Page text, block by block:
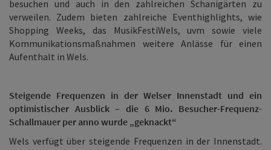
besuchen und auch in den zahlreichen Schanigärten zu
verweilen. Zudem bieten zahlreiche Eventhighlights, wie
Shopping Weeks, das MusikFestiWels, uvm sowie viele
Kommunikationsmaßnahmen weitere Anlässe für einen
Aufenthalt in Wels.
Steigende Frequenzen in der Welser Innenstadt und ein
optimistischer Ausblick – die 6 Mio. Besucher-Frequenz-
Schallmauer per anno wurde „geknackt“
Wels verfügt über steigende Frequenzen in der Innenstadt.